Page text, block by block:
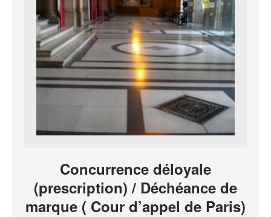
Concurrence déloyale
(prescription) / Déchéance de
marque ( Cour d’appel de Paris)